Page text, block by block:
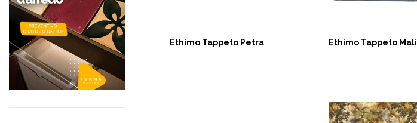
Ethimo Tappeto Petra
ASK NOW
Ethimo Tappeto